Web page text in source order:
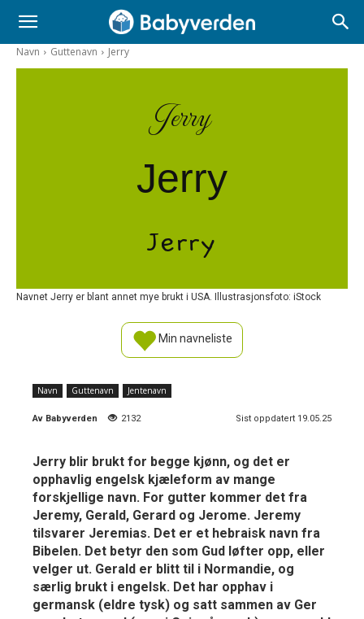
Navn Guttenavn Jerry
Jerry
Jerry
Jerry
Navnet Jerry er blant annet mye brukt i USA. Illustrasjonsfoto: iStock
Min navneliste
Navn Guttenavn Jentenavn
Av Babyverden 2132 Sist oppdatert 19.05.25
Jerry blir brukt for begge kjønn, og det er
opphavlig engelsk kjæleform av mange
forskjellige navn. For gutter kommer det fra
Jeremy, Gerald, Gerard og Jerome. Jeremy
tilsvarer Jeremias. Det er et hebraisk navn fra
Bibelen. Det betyr den som Gud løfter opp, eller
velger ut. Gerald er blitt til i Normandie, og
særlig brukt i engelsk. Det har opphav i
germansk (eldre tysk) og satt sammen av Ger